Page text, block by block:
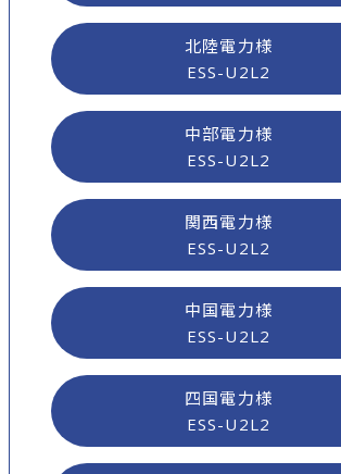
北陸電力様
ESS-U2L2
中部電力様
ESS-U2L2
関西電力様
ESS-U2L2
中国電力様
ESS-U2L2
四国電力様
ESS-U2L2